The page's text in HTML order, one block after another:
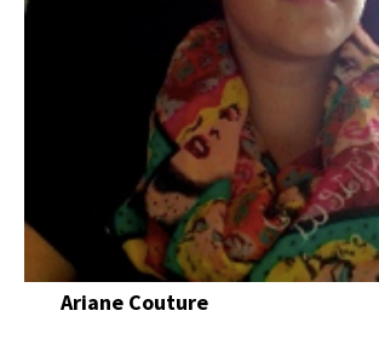
Ariane Couture